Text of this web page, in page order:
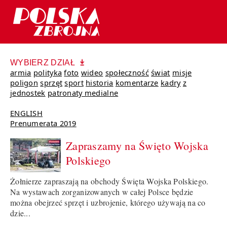
WYBIERZ DZIAŁ
armia polityka foto wideo społeczność świat misje
poligon sprzęt sport historia komentarze kadry z
jednostek patronaty medialne
ENGLISH
Prenumerata 2019
Zapraszamy na Święto Wojska
Polskiego
Żołnierze zapraszają na obchody Święta Wojska Polskiego.
Na wystawach zorganizowanych w całej Polsce będzie
można obejrzeć sprzęt i uzbrojenie, którego używają na co
dzie...